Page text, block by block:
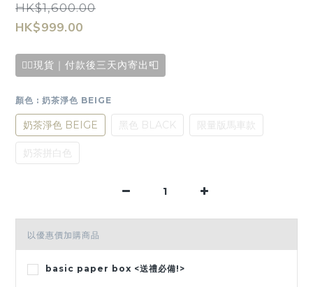
HK$1,600.00
HK$999.00
✌🏻現貨｜付款後三天內寄出📮
顏色 : 奶茶淨色 BEIGE
奶茶淨色 BEIGE 黑色 BLACK 限量版馬車款
奶茶拼白色
以優惠價加購商品
basic paper box <送禮必備!>